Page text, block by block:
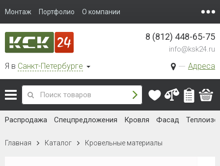
Монтаж Портфолио О компании
Я в Санкт-Петербурге Адреса
8 (812) 448-65-75
info@ksk24.ru
Распродажа Спецпредложения Кровля Фасад
Главная Каталог Кровельные материалы